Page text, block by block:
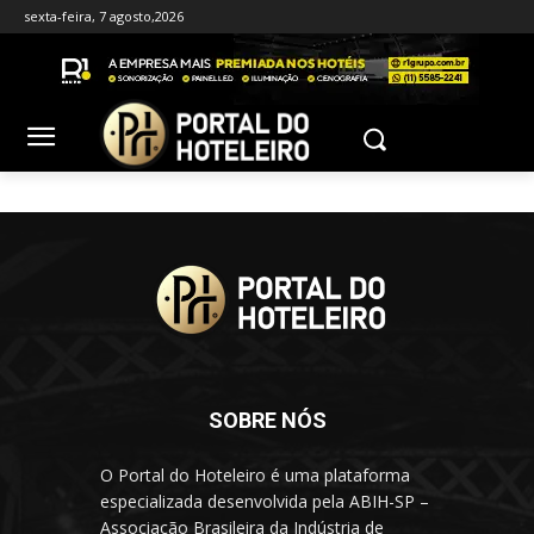
sexta-feira, 7 agosto,2026
SOBRE NÓS
O Portal do Hoteleiro é uma plataforma
especializada desenvolvida pela ABIH-SP –
Associação Brasileira da Indústria de